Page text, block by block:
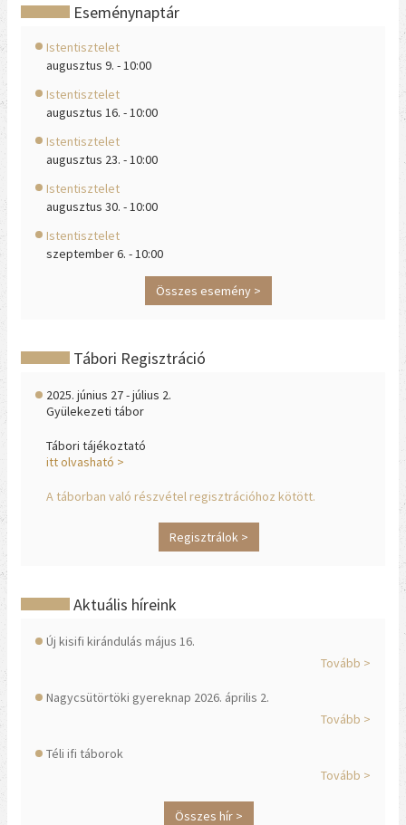
Eseménynaptár
Istentisztelet
augusztus 9. - 10:00
Istentisztelet
augusztus 16. - 10:00
Istentisztelet
augusztus 23. - 10:00
Istentisztelet
augusztus 30. - 10:00
Istentisztelet
szeptember 6. - 10:00
Összes esemény >
Tábori Regisztráció
2025. június 27 - július 2.
Gyülekezeti tábor
Tábori tájékoztató
itt olvasható >
A táborban való részvétel regisztrációhoz kötött.
Regisztrálok >
Aktuális híreink
Új kisifi kirándulás május 16.
Tovább >
Nagycsütörtöki gyereknap 2026. április 2.
Tovább >
Téli ifi táborok
Tovább >
Összes hír >